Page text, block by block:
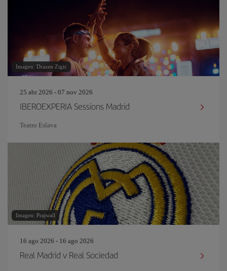
Imagen: Drazen Zigic
25 abr 2026 - 07 nov 2026
IBEROEXPERIA Sessions Madrid
Teatro Eslava
Imagen: Prajwall
16 ago 2026 - 16 ago 2026
Real Madrid v Real Sociedad